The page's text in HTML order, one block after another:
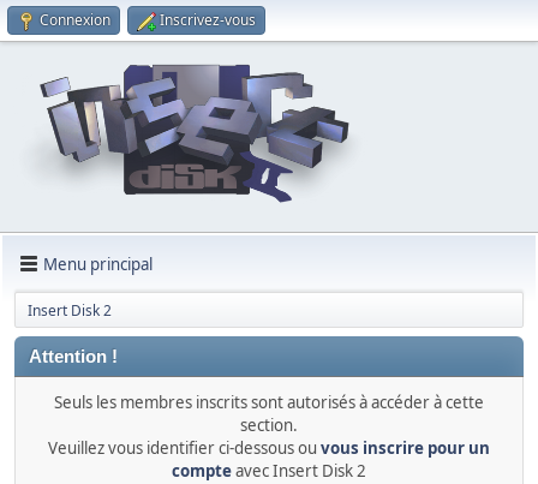
Connexion Inscrivez-vous
Menu principal
Insert Disk 2
Attention !
Seuls les membres inscrits sont autorisés à accéder à cette
section.
Veuillez vous identifier ci-dessous ou vous inscrire pour un
compteavec Insert Disk 2